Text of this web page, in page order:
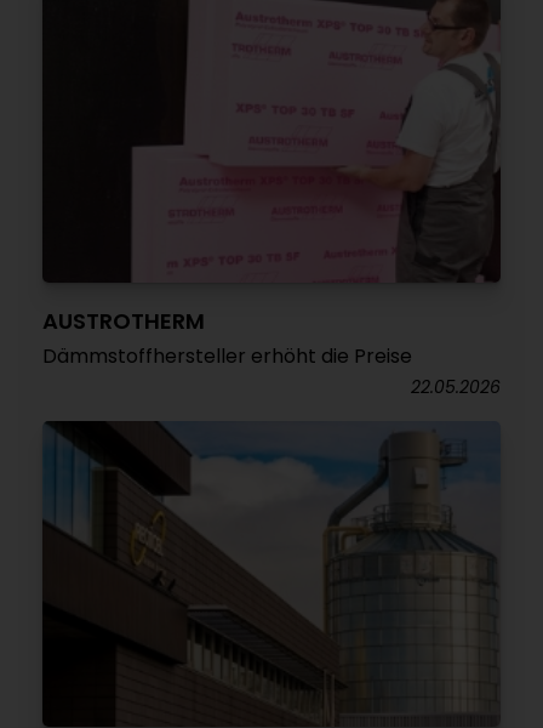
AUSTROTHERM
Dämmstoffhersteller erhöht die Preise
22.05.2026